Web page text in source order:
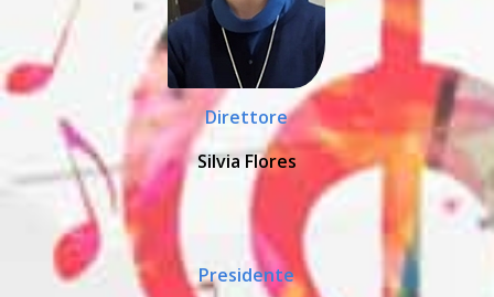
Direttore
Silvia Flores
Presidente